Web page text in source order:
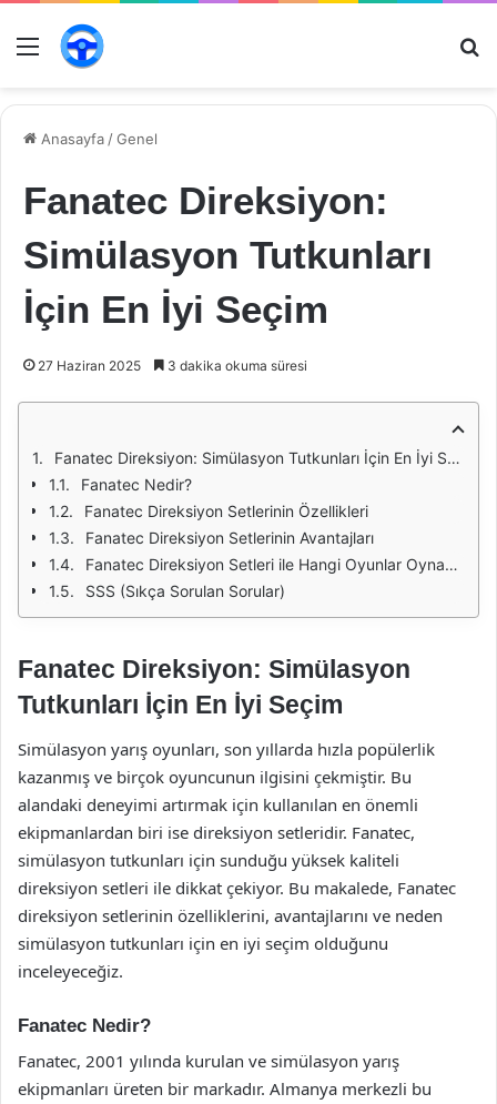
Menü
Anasayfa /Genel
Fanatec Direksiyon:
Simülasyon Tutkunları
İçin En İyi Seçim
27 Haziran 2025 3 dakika okuma süresi
Fanatec Direksiyon: Simülasyon Tutkunları İçin En İyi Seçim
Fanatec Nedir?
Fanatec Direksiyon Setlerinin Özellikleri
Fanatec Direksiyon Setlerinin Avantajları
Fanatec Direksiyon Setleri ile Hangi Oyunlar Oynanabilir?
SSS (Sıkça Sorulan Sorular)
Fanatec Direksiyon: Simülasyon
Tutkunları İçin En İyi Seçim
Simülasyon yarış oyunları, son yıllarda hızla popülerlik
kazanmış ve birçok oyuncunun ilgisini çekmiştir. Bu
alandaki deneyimi artırmak için kullanılan en önemli
ekipmanlardan biri ise direksiyon setleridir. Fanatec,
simülasyon tutkunları için sunduğu yüksek kaliteli
direksiyon setleri ile dikkat çekiyor. Bu makalede, Fanatec
direksiyon setlerinin özelliklerini, avantajlarını ve neden
simülasyon tutkunları için en iyi seçim olduğunu
inceleyeceğiz.
Fanatec Nedir?
Fanatec, 2001 yılında kurulan ve simülasyon yarış
ekipmanları üreten bir markadır. Almanya merkezli bu